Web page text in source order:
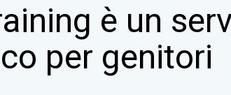
è un
per genitori